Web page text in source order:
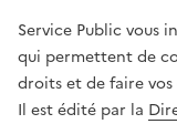
Service Public vous
qui permettent de
droits et de faire
Il est édité par la